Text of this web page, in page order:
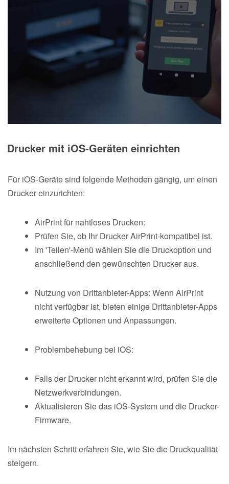
Drucker mit iOS-Geräten einrichten
Für iOS-Geräte sind folgende Methoden gängig, um einen
Drucker einzurichten:
AirPrint für nahtloses Drucken:
Prüfen Sie, ob Ihr Drucker AirPrint-kompatibel ist.
Im 'Teilen'-Menü wählen Sie die Druckoption und
anschließend den gewünschten Drucker aus.
Nutzung von Drittanbieter-Apps: Wenn AirPrint
nicht verfügbar ist, bieten einige Drittanbieter-Apps
erweiterte Optionen und Anpassungen.
Problembehebung bei iOS:
Falls der Drucker nicht erkannt wird, prüfen Sie die
Netzwerkverbindungen.
Aktualisieren Sie das iOS-System und die Drucker-
Firmware.
Im nächsten Schritt erfahren Sie, wie Sie die Druckqualität
steigern.